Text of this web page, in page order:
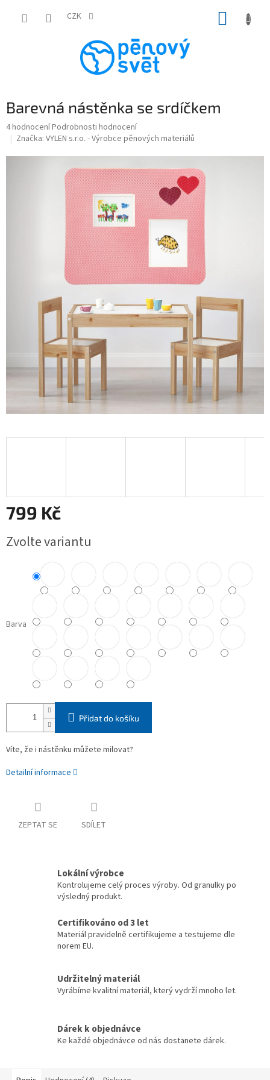
CZK
Barevná nástěnka se srdíčkem
Průměrné
hodnocení
4 hodnoceníPodrobnosti hodnocení
Značka: VYLEN s.r.o. - Výrobce pěnových materiálů
799 Kč
cena:
Zvolte variantu
Barva
Přidat do košíku
Víte, že i nástěnku můžete milovat?
Detailní informace
ZEPTAT SE SDÍLET
Lokální výrobce
Kontrolujeme celý proces výroby. Od granulky po
výsledný produkt.
Certifikováno od 3 let
Materiál pravidelně certifikujeme a testujeme dle
norem EU.
Udržitelný materiál
Vyrábíme kvalitní materiál, který vydrží mnoho let.
Dárek k objednávce
Ke každé objednávce od nás dostanete dárek.